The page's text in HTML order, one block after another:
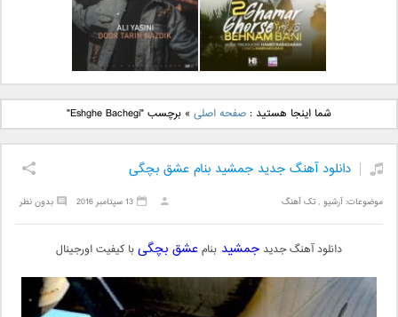
دانلود آهنگ جدید بهنام
بانی بنام قرص قمر 2
دانلود آهنگ جدید علی
یاسینی بنام دورترین نزدیک
شما اینجا هستید :صفحه اصلی »برچسب "Eshghe Bachegi"
دانلود آهنگ جدید جمشید بنام عشق بچگی
موضوعات:آرشیو ,تک آهنگ بدون نظر 13 سپتامبر 2016
دانلود آهنگ جدید جمشید بنامعشق بچگیبا کیفیت اورجینال